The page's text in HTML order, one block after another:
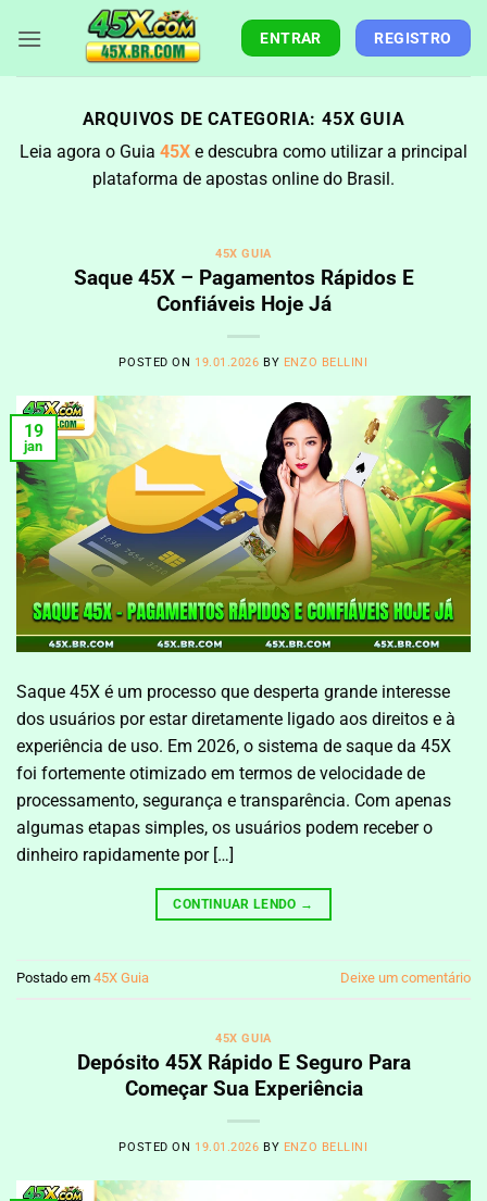
ENTRAR REGISTRO
ARQUIVOS DE CATEGORIA: 45X GUIA
Leia agora o Guia 45X e descubra como utilizar a principal
plataforma de apostas online do Brasil.
45X GUIA
Saque 45X – Pagamentos Rápidos E
Confiáveis Hoje Já
POSTED ON 19.01.2026 BY ENZO BELLINI
19
jan
Saque 45X é um processo que desperta grande interesse
dos usuários por estar diretamente ligado aos direitos e à
experiência de uso. Em 2026, o sistema de saque da 45X
foi fortemente otimizado em termos de velocidade de
processamento, segurança e transparência. Com apenas
algumas etapas simples, os usuários podem receber o
dinheiro rapidamente por […]
CONTINUAR LENDO →
Postado em 45X Guia Deixe um comentário
45X GUIA
Depósito 45X Rápido E Seguro Para
Começar Sua Experiência
POSTED ON 19.01.2026 BY ENZO BELLINI